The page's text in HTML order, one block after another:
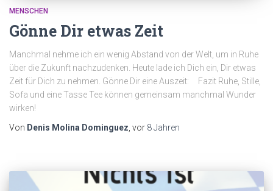
MENSCHEN
Gönne Dir etwas Zeit
Manchmal nehme ich ein wenig Abstand von der Welt, um in Ruhe
über die Zukunft nachzudenken. Heute lade ich Dich ein, Dir etwas
Zeit für Dich zu nehmen. Gönne Dir eine Auszeit: Fazit Ruhe, Stille,
Sofa und eine Tasse Tee können gemeinsam manchmal Wunder
wirken!
Von Denis Molina Dominguez , vor 8 Jahren